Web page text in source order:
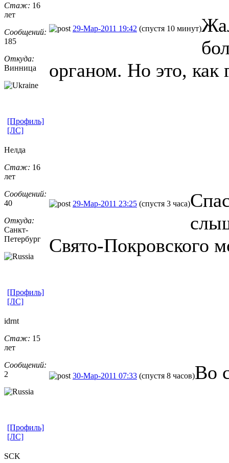
Стаж: 16
лет
Сообщений:
185
Откуда:
Винница
29-Мар-2011 19:42 (спустя 10 минут)
органом. Но это, как
[Профиль]
[ЛС]
Нелда
Стаж: 16
лет
Сообщений:
40
Откуда:
Санкт-
Петерб​ург
29-Мар-2011 23:25 (спустя 3 часа)
Свято-Покровского
[Профиль]
[ЛС]
idrnt
Стаж: 15
лет
Сообщений:
2
30-Мар-2011 07:33 (спустя 8 часов)Во
[Профиль]
[ЛС]
SCK